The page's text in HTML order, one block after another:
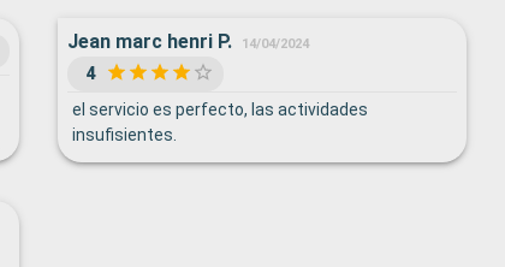
Jean marc henri P. 14/04/2024
4
el servicio es perfecto, las actividades
insufisientes.